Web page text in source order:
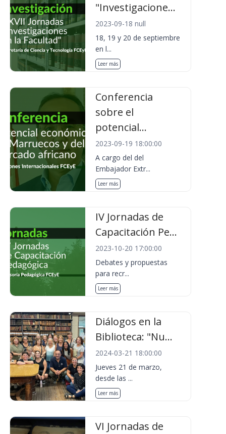
"Investigacione...
2023-09-18 null
18, 19 y 20 de septiembre
en l...
Leer más
Conferencia
sobre el
potencial...
2023-09-19 18:00:00
A cargo del del
Embajador Extr...
Leer más
IV Jornadas de
Capacitación Pe...
2023-10-20 17:00:00
Debates y propuestas
para recr...
Leer más
Diálogos en la
Biblioteca: "Nu...
2024-03-21 18:00:00
Jueves 21 de marzo,
desde las ...
Leer más
VI Jornadas de